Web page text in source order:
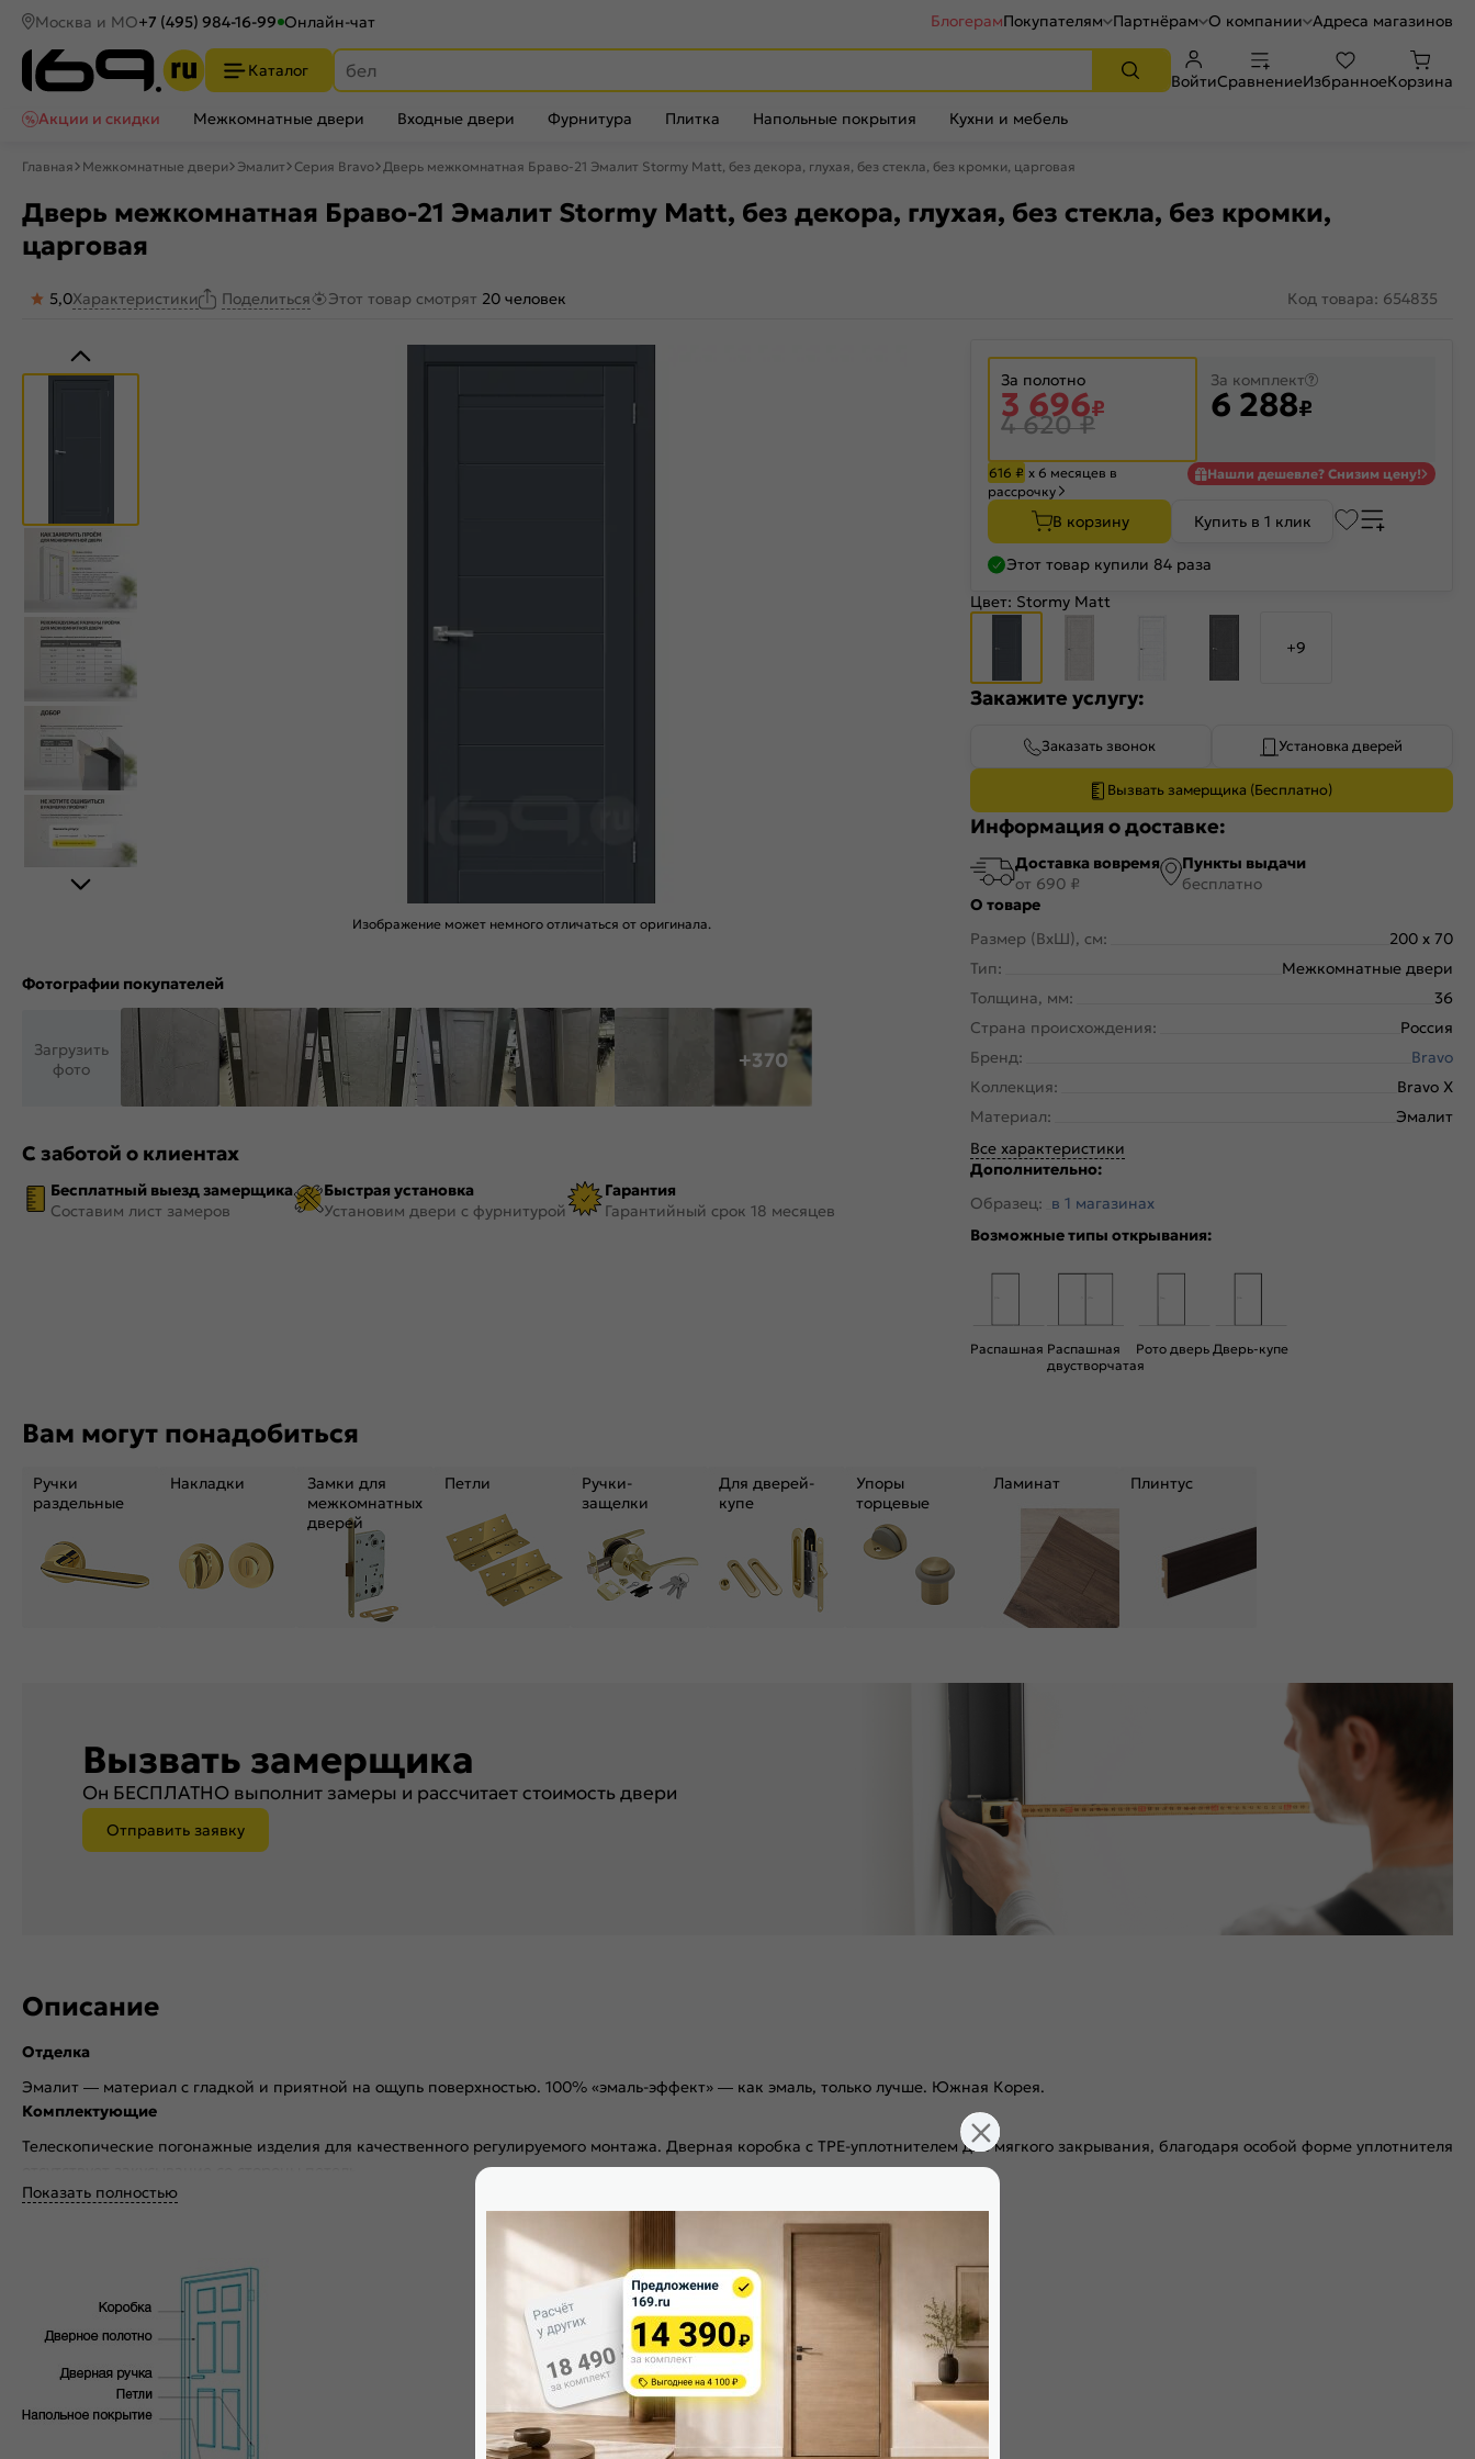
Москва и МО+7 (495) 984-16-99 Онлайн-чат БлогерамПокупателям Партнёрам О компании Адреса магазинов
Каталог
ВойтиСравнениеИзбранноеКорзина
Акции и скидки
Межкомнатные двери Входные двери Фурнитура Плитка Напольные покрытия Кухни и мебель
Главная Межкомнатные двери Эмалит Серия Bravo Дверь межкомнатная Браво-21 Эмалит Stormy Matt, без декора, глухая, без стекла, без кромки, царговая
Дверь межкомнатная Браво-21 Эмалит Stormy Matt, без декора, глухая, без стекла, без кромки,
царговая
5,0Характеристики Поделиться Этот товар смотрят 20 человек Код товара: 654835
Изображение может немного отличаться от оригинала.
Фотографии покупателей
Загрузить
фото
+370
С заботой о клиентах
Бесплатный выезд замерщика
Составим лист замеров
Быстрая установка
Установим двери с фурнитурой
Гарантия
Гарантийный срок 18 месяцев
За полотно
3 696₽
4 620₽
За комплект
6 288₽
616 ₽ х 6 месяцев в
рассрочку
Нашли дешевле? Снизим цену!
В корзину Купить в 1 клик
Этот товар купили 84 раза
Цвет: Stormy Matt
+9
Закажите услугу:
Заказать звонок Установка дверей
Вызвать замерщика (Бесплатно)
Информация о доставке:
Доставка вовремя
от 690 ₽
Пункты выдачи
бесплатно
О товаре
Размер (ВхШ), см:
200 x 70
Тип:
Межкомнатные двери
Толщина, мм:
36
Страна происхождения:
Россия
Бренд:
Bravo
Коллекция:
Bravo X
Материал:
Эмалит
Все характеристики
Дополнительно:
Образец: в 1 магазинах
Возможные типы открывания:
Распашная Распашная
двустворчатая
Рото дверь Дверь-купе
Вам могут понадобиться
Ручки
раздельные
Накладки
Замки для
межкомнатных
дверей
Петли
Ручки-
защелки
Для дверей-
купе
Упоры
торцевые
Ламинат Плинтус
Вызвать замерщика
Он БЕСПЛАТНО выполнит замеры и рассчитает стоимость двери
Отправить заявку
Описание
Отделка
Эмалит — материал с гладкой и приятной на ощупь поверхностью. 100% «эмаль-эффект» — как эмаль, только лучше. Южная Корея.
Комплектующие
Телескопические погонажные изделия для качественного регулируемого монтажа. Дверная коробка с TPE-уплотнителем для мягкого закрывания, благодаря особой форме уплотнителя
Показать полностью